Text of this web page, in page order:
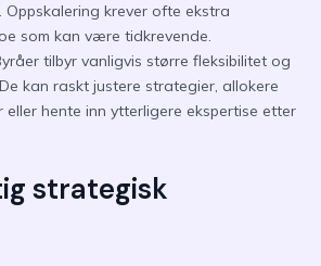
Oppskalering krever ofte ekstra
som kan være tidkrevende.
tilbyr vanligvis større fleksibilitet og
kan raskt justere strategier, allokere
eller hente inn ytterligere ekspertise etter
strategisk